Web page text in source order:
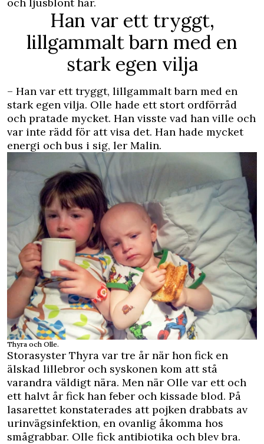
Han var ett tryggt,
lillgammalt barn med en
stark egen vilja
– Han var ett tryggt, lillgammalt barn med en
stark egen vilja. Olle hade ett stort ordförråd
och pratade mycket. Han visste vad han ville och
var inte rädd för att visa det. Han hade mycket
energi och bus i sig, ler Malin.
Thyra och Olle.
Storasyster Thyra var tre år när hon fick en
älskad lillebror och syskonen kom att stå
varandra väldigt nära. Men när Olle var ett och
ett halvt år fick han feber och kissade blod. På
lasarettet konstaterades att pojken drabbats av
urinvägsinfektion, en ovanlig åkomma hos
smågrabbar. Olle fick antibiotika och blev bra.